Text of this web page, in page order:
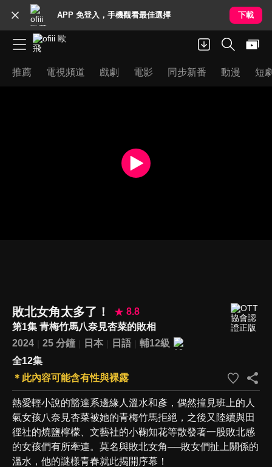
APP 免登入，手機觀看最佳選擇 下載
推薦 電視頻道 戲劇 電影 同步新番 動漫 短
敗北女角太多了！
8.8
第1集 青梅竹馬八奈見杏菜的敗相
2024
25 分鐘 日本 日語
輔12級
全12集
＊此內容可能含有性與裸露
熱愛輕小說的豁達系邊緣人溫水和彥，偶然撞見班上的人
氣女孩八奈見杏菜被她的青梅竹馬拒絕，之後又陸續與田
徑社的燒鹽檸檬、文藝社的小鞠知花等散發著一股敗北感
的女孩們有所牽連。莫名與敗北女角──敗女們扯上關係的
溫水，他的謎樣青春就此揭開序幕！